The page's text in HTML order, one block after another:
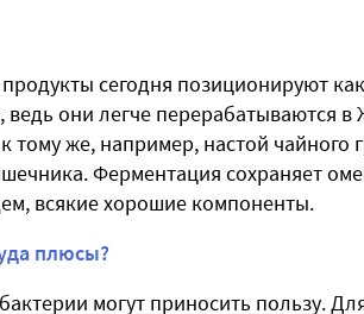
сегодня позиционируют
они легче перерабатываются
тому же, например, настой чайного
Ферментация сохраняет
всякие хорошие компоненты.
плюсы?
могут приносить пользу.